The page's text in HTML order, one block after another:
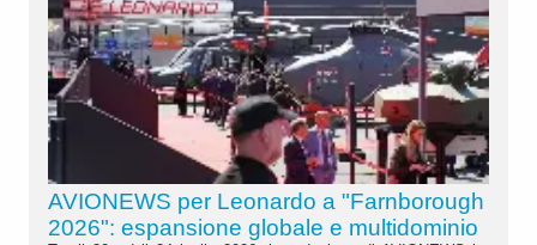
AVIONEWS per Leonardo a "Farnborough
2026": espansione globale e multidominio